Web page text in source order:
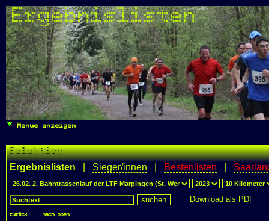
Ergebnislisten
Menue anzeigen
Selektion
Ergebnislisten Sieger/innen Bestenlisten
Download als PDF
zurück nach oben